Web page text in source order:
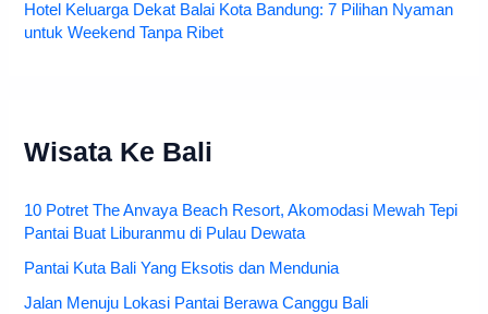
Hotel Keluarga Dekat Balai Kota Bandung: 7 Pilihan Nyaman
untuk Weekend Tanpa Ribet
Wisata Ke Bali
10 Potret The Anvaya Beach Resort, Akomodasi Mewah Tepi
Pantai Buat Liburanmu di Pulau Dewata
Pantai Kuta Bali Yang Eksotis dan Mendunia
Jalan Menuju Lokasi Pantai Berawa Canggu Bali